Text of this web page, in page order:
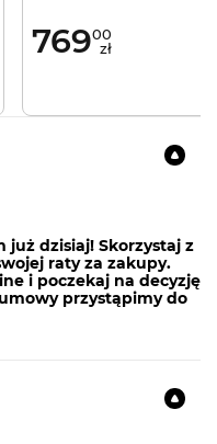
76900
zł
już dzisiaj! Skorzystaj z
raty za zakupy.
i poczekaj na decyzję
przystąpimy do